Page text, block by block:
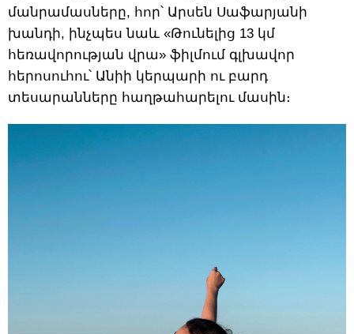
մանրամասները, հոր՝ Արսեն Սաֆարյանի
խանդի, ինչպես նաև «Թունելից 13 կմ
հեռավորության վրա» ֆիլմում գլխավոր
հերոսուհու՝ Անիի կերպարի ու բարդ
տեսարանները հաղթահարելու մասին։